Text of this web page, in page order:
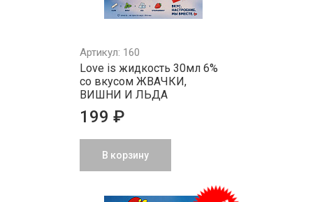
Артикул: 160
Love is жидкость 30мл 6%
со вкусом ЖВАЧКИ,
ВИШНИ И ЛЬДА
199 ₽
В корзину